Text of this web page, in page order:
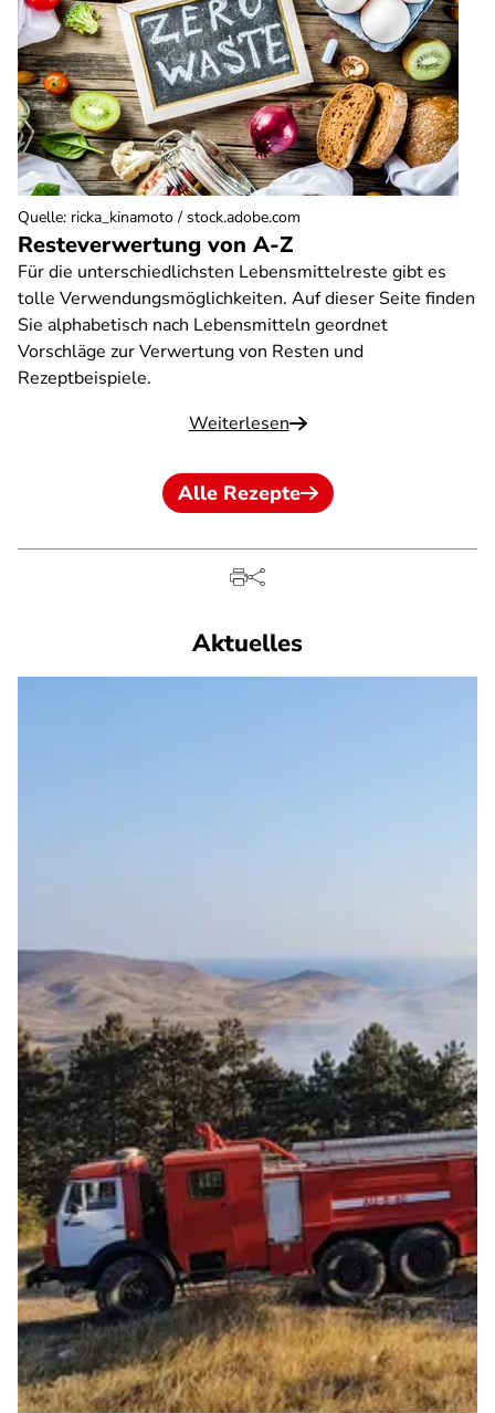
Resteverwertung von A-Z
Für die unterschiedlichsten Lebensmittelreste gibt es
tolle Verwendungsmöglichkeiten. Auf dieser Seite finden
Sie alphabetisch nach Lebensmitteln geordnet
Vorschläge zur Verwertung von Resten und
Rezeptbeispiele.
Weiterlesen
Quelle: ricka_kinamoto / stock.adobe.com
Alle Rezepte
Aktuelles